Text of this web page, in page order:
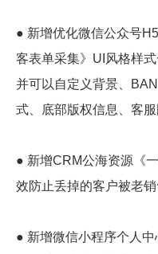
● 新增优化微信公众号
客表单采集》UI风格样
并可以自定义背景、
式、底部版权信息、客
● 新增CRM公海资源《
效防止丢掉的客户被老
● 新增微信小程序个人